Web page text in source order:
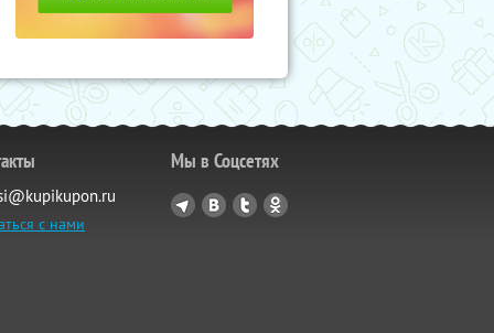
с нами
Мы в Соцсетях